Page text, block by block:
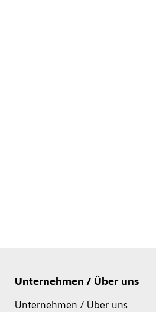
Unternehmen / Über uns
Unternehmen / Über uns